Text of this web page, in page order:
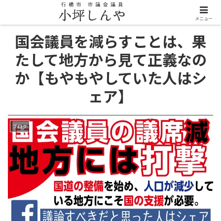
国会議員を減らすことは、果
たして地方から見て正義なの
か【もやもやしていた人はシ
ェア】
ブログ
メニュー